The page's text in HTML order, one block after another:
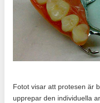
Fotot visar att protesen är
upprepar den individuella